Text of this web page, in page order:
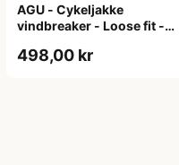
AGU - Cykeljakke
vindbreaker - Loose fit -
498,00 kr